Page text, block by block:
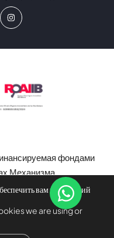
фондами
Механизма
вам наилучший
we are using or